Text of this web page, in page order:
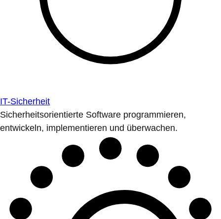
IT-Sicherheit
Sicherheitsorientierte Software programmieren,
entwickeln, implementieren und überwachen.